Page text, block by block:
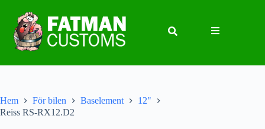
Hem För bilen Baselement
12"
Reiss RS-RX12.D2